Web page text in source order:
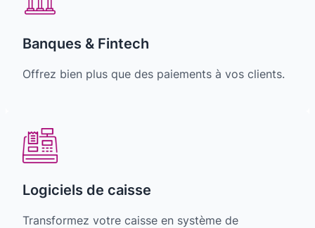
Banques & Fintech
Offrez bien plus que des paiements à vos clients.
Logiciels de caisse
Transformez votre caisse en système de